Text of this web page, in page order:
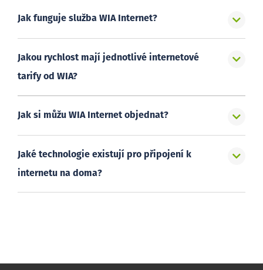
Jak funguje služba WIA Internet?
Jakou rychlost mají jednotlivé internetové
tarify od WIA?
Jak si můžu WIA Internet objednat?
Jaké technologie existují pro připojení k
internetu na doma?